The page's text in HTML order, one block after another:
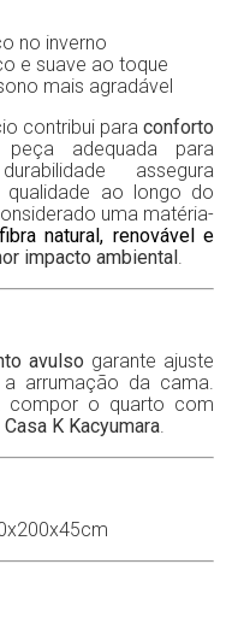
no inverno
e suave ao toque
mais agradável
contribui para conforto
adequada para
assegura
ao longo do
uma matéria-
fibra natural, renovável e
impacto ambiental
avulso garante ajuste
arrumação da cama.
compor o quarto com
Casa K Kacyumara